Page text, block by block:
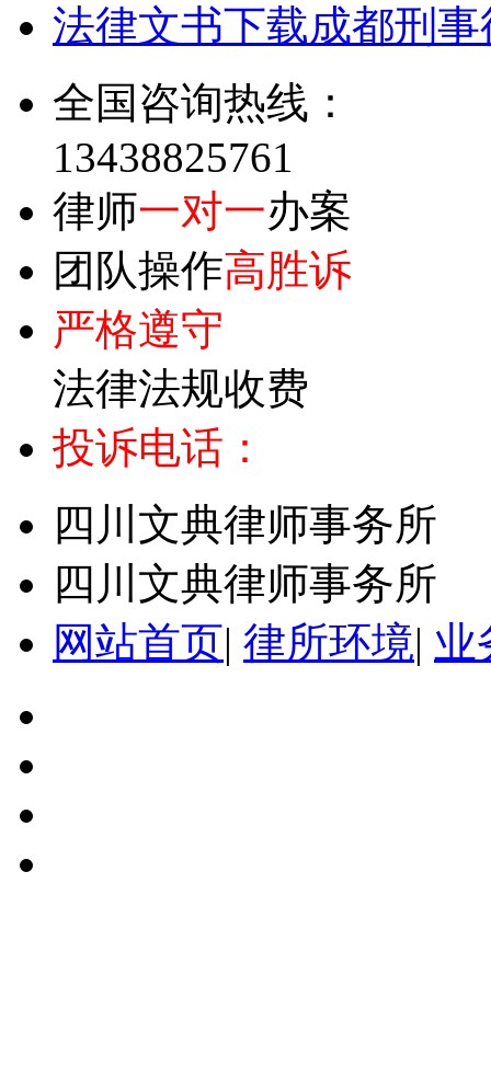
法律文书下载成都刑
全国咨询热线：
13438825761
律师一对一办案
团队操作高胜诉
严格遵守
法律法规收费
投诉电话：
四川文典律师事务所
四川文典律师事务所
网站首页| 律所环境| 业